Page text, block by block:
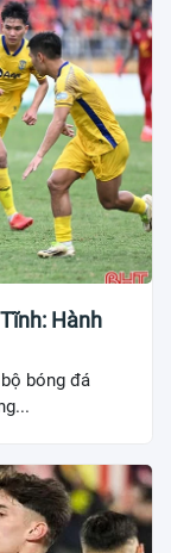
Hành
bóng đá